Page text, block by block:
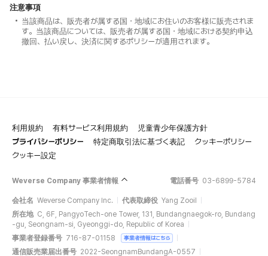
注意事項
当該商品は、販売者が属する国・地域にお住いのお客様に販売されま
す。当該商品については、販売者が属する国・地域における契約申込
撤回、払い戻し、決済に関するポリシーが適用されます。
利用規約 有料サービス利用規約
児童青少年保護方針
プライバシーポリシー
特定商取引法に基づく表記
クッキーポリシー
クッキー設定
Weverse Company 事業者情報 電話番号 03-6899-5784
会社名 Weverse Company Inc. 代表取締役 Yang Zooil
所在地 C, 6F, PangyoTech-one Tower, 131, Bundangnaegok-ro, Bundang
-gu, Seongnam-si, Gyeonggi-do, Republic of Korea
事業者登録番号 716-87-01158 事業者情報はこちら
通信販売業届出番号 2022-SeongnamBundangA-0557